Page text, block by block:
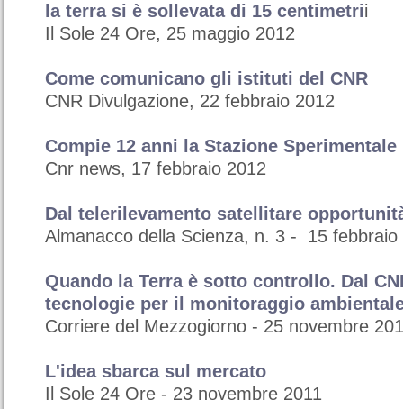
la terra si è sollevata di 15 centimetrii
Il Sole 24 Ore, 25 maggio 2012
Come comunicano gli istituti del CNR
CNR Divulgazione, 22 febbraio 2012
Compie 12 anni la Stazione
Cnr news, 17 febbraio 2012
Dal telerilevamento satellitare
Almanacco della Scienza, n. 3 - 15 febbraio
Quando la Terra è sotto controllo. Dal
tecnologie per il monitoraggio
Corriere del Mezzogiorno - 25 novembre
L'idea sbarca sul mercato
Il Sole 24 Ore - ‎23 novembre 2011